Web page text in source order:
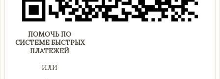
ПОМОЧЬ ПО
СИСТЕМЕ БЫСТРЫХ
ПЛАТЕЖЕЙ
ИЛИ